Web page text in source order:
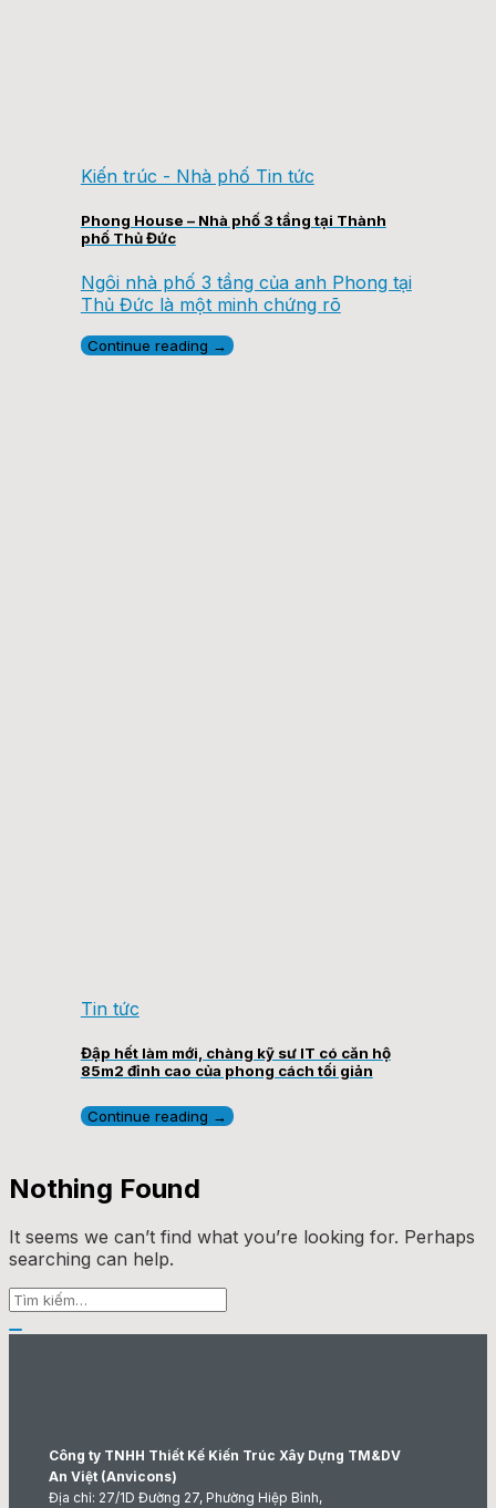
Kiến trúc - Nhà phố Tin tức
Phong House – Nhà phố 3 tầng tại Thành
phố Thủ Đức
Ngôi nhà phố 3 tầng của anh Phong tại
Thủ Đức là một minh chứng rõ
Continue reading →
Tin tức
Đập hết làm mới, chàng kỹ sư IT có căn hộ
85m2 đỉnh cao của phong cách tối giản
Continue reading →
Nothing Found
It seems we can’t find what you’re looking for. Perhaps
searching can help.
Công ty TNHH Thiết Kế Kiến Trúc Xây Dựng TM&DV
An Việt (Anvicons)
Địa chỉ: 27/1D Đường 27, Phường Hiệp Bình,